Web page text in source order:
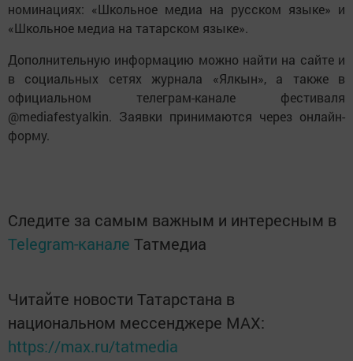
номинациях: «Школьное медиа на русском языке» и
«Школьное медиа на татарском языке».
Дополнительную информацию можно найти на сайте и
в социальных сетях журнала «Ялкын», а также в
официальном телеграм-канале фестиваля
@mediafestyalkin. Заявки принимаются через онлайн-
форму.
Следите за самым важным и интересным в
Telegram-канале Татмедиа
Читайте новости Татарстана в
национальном мессенджере MАХ:
https://max.ru/tatmedia